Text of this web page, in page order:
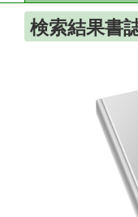
検索結果書